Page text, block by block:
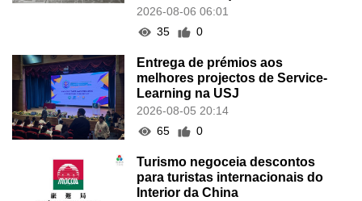
2026-08-06 06:01
35
0
Entrega de prémios aos
melhores projectos de Service-
Learning na USJ
2026-08-05 20:14
65
0
Turismo negoceia descontos
para turistas internacionais do
Interior da China